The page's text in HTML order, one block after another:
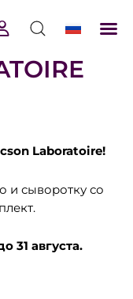
Laboratoire!
и сыворотку со
31 августа.